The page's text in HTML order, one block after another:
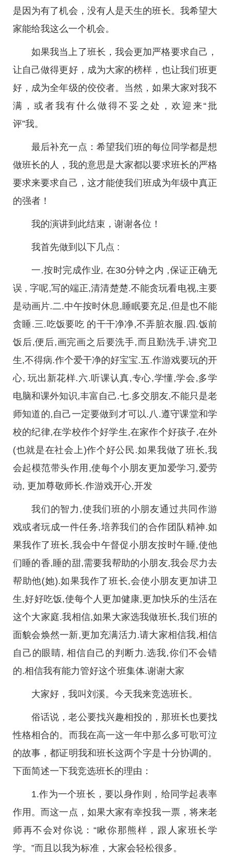
是因为有了机会，没有人是天生的班长。我希望大
家能给我这么一个机会。
如果我当上了班长，我会更加严格要求自己，
让自己做得更好，成为大家的榜样，也让我们班更
好，成为全年级的佼佼者。当然，如果大家对我不
满，或者我有什么做得不妥之处，欢迎来“批
评”我。
最后补充一点：希望我们班的每位同学都是想
做班长的人，我的意思是大家都以要求班长的严格
要求来要求自己，这才能使我们班成为年级中真正
的强者！
我的演讲到此结束，谢谢各位！
我首先做到以下几点 :
一.按时完成作业, 在30分钟之内 ,保证正确无
误 , 字呢,写的端正,清清楚楚.不能贪玩看电视,主要
是动画片.二.中午按时休息,睡眠要充足,但是也不能
贪睡.三.吃饭要吃 的干干净净,不弄脏衣服.四.饭前
饭后,便后,画完画之后要洗手,而且勤洗手,讲究卫
生,不得病.作个爱干净的好宝宝.五.作游戏要玩的开
心, 玩出新花样.六.听课认真,专心,学懂,学会,多学
电脑和课外知识,丰富自己.七.多交朋友,不能只是老
师知道的,自己一定要做到才可以.八.遵守课堂和学
校的纪律,在学校作个好学生,在家作个好孩子,在外
(也就是在社会上)作个好公民.如果我做了班长,我
会起模范带头作用,使每个小朋友更加爱学习,爱劳
动, 更加尊敬师长.作游戏开心,开发
我们的智力,使我们班的小朋友通过共同作游
戏或者玩成一件任务,培养我们的合作团队精神.如
果我作了班长,我会中午督促小朋友按时午睡,使他
们睡的香,睡的甜,需要我帮助的小朋友,我会尽力去
帮助他(她).如果我作了班长,会使小朋友更加讲卫
生,好好吃饭,使每个人更加健康,更加快乐的生活在
这个大家庭.我相信,如果大家选我做班长,我们班的
面貌会焕然一新,更加充满活力.请大家相信我,相信
自己的眼睛, 相信自己的判断力.选我,你们不会错
的.相信我有能力管好这个班集体.谢谢大家
大家好，我叫刘溪。今天我来竞选班长。
俗话说，老公要找兴趣相投的，那班长也要找
性格相合的。而我在高一这一年中那么多可歌可泣
的故事，都证明我和班长这两个字是十分协调的。
下面简述一下我竞选班长的理由：
1.作为一个班长，要以身作则，给同学起表率
作用。而这一点，如果大家有幸投我一票，将来老
师再不会对你说：“瞅你那熊样，跟人家班长学
学。”而且以我为标准，大家会轻松很多。